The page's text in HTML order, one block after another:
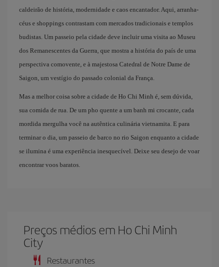
caldeirão de história, modernidade e caos encantador. Aqui, arranha-
céus e shoppings contrastam com mercados tradicionais e templos
budistas. Um passeio pela cidade deve incluir uma visita ao Museu
dos Remanescentes da Guerra, que mostra a história do país de uma
perspectiva comovente, e à majestosa Catedral de Notre Dame de
Saigon, um vestígio do passado colonial da França.
Mas a melhor coisa sobre a cidade de Ho Chi Minh é, sem dúvida,
sua comida de rua. De um pho quente a um banh mi crocante, cada
mordida mergulha você na autêntica culinária vietnamita. E para
terminar o dia, um passeio de barco no rio Saigon enquanto a cidade
se ilumina é uma experiência inesquecível. Deixe seu desejo de voar
encontrar voos baratos.
Preços médios em Ho Chi Minh
City
Restaurantes